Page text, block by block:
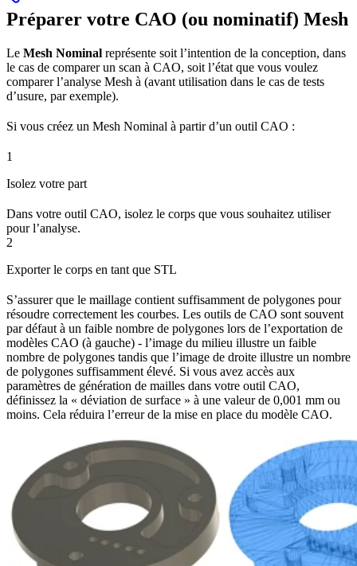
Préparer votre CAO (ou nominatif) Mesh
Le Mesh Nominal représente soit l’intention de la conception, dans
le cas de comparer un scan à CAO, soit l’état que vous voulez
comparer l’analyse Mesh à (avant utilisation dans le cas de tests
d’usure, par exemple).
Si vous créez un Mesh Nominal à partir d’un outil CAO :
1
Isolez votre part
Dans votre outil CAO, isolez le corps que vous souhaitez utiliser
pour l’analyse.
2
Exporter le corps en tant que STL
S’assurer que le maillage contient suffisamment de polygones pour
résoudre correctement les courbes. Les outils de CAO sont souvent
par défaut à un faible nombre de polygones lors de l’exportation de
modèles CAO (à gauche) - l’image du milieu illustre un faible
nombre de polygones tandis que l’image de droite illustre un nombre
de polygones suffisamment élevé. Si vous avez accès aux
paramètres de génération de mailles dans votre outil CAO,
définissez la « déviation de surface » à une valeur de 0,001 mm ou
moins. Cela réduira l’erreur de la mise en place du modèle CAO.